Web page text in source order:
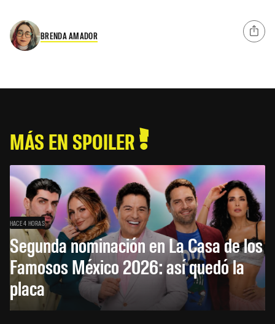
BRENDA AMADOR
MÁS EN SPOILER
HACE 4 HORAS
Segunda nominación en La Casa de los
Famosos México 2026: así quedó la
placa